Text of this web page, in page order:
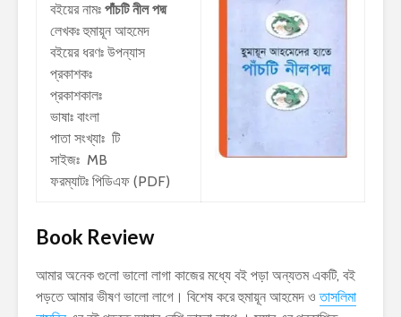
বইয়ের নামঃ পাঁচটি নীল পদ্ম
লেখকঃহুমায়ূন আহমেদ
বইয়ের ধরণঃ উপন্যাস
প্রকাশকঃ
প্রকাশকালঃ
ভাষাঃ বাংলা
পাতা সংখ্যাঃ টি
সাইজঃ MB
ফরম্যাটঃ পিডিএফ (PDF)
Book Review
আমার অনেক গুলো ভালো লাগা কাজের মধ্যে বই পড়া অন্যতম একটি, বই
পড়তে আমার ভীষণ ভালো লাগে। বিশেষ করে হুমায়ূন আহমেদ ওতাসলিমা